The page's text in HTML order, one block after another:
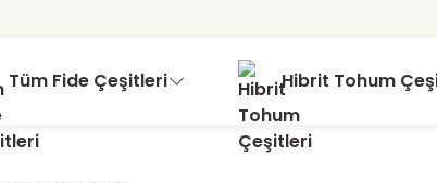
Tüm Fide Çeşitleri Hibrit Tohum